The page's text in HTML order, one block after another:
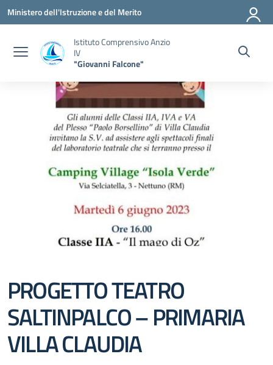
Vai ai contenuti
Vai al menu di navigazione
Vai al footer
Ministero dell'Istruzione e del Merito
Istituto Comprensivo Anzio
IV
"Giovanni Falcone"
PROGETTO TEATRO
SALTINPALCO – PRIMARIA
VILLA CLAUDIA